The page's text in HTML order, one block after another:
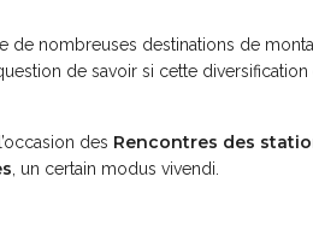
de nombreuses destinations de
de savoir si cette diversification
des Rencontres des
, un certain modus vivendi.